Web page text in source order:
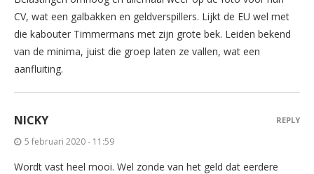
CV, wat een galbakken en geldverspillers. Lijkt de EU wel met
die kabouter Timmermans met zijn grote bek. Leiden bekend
van de minima, juist die groep laten ze vallen, wat een
aanfluiting.
NICKY
5 februari 2020 - 11:59
Wordt vast heel mooi. Wel zonde van het geld dat eerdere
REPLY